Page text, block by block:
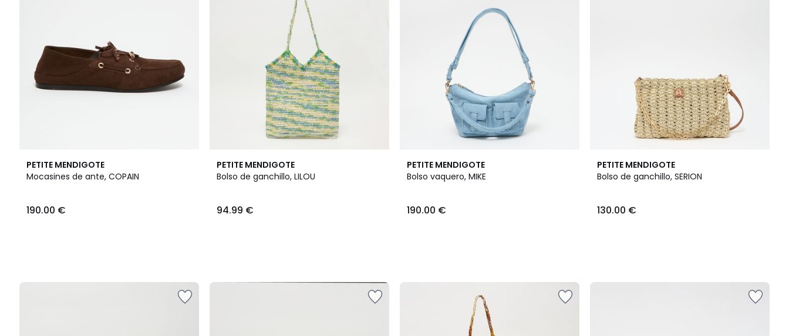
PETITE MENDIGOTE
Mocasines de ante, COPAIN
190.00 €
PETITE MENDIGOTE
Bolso de ganchillo, LILOU
94.99 €
PETITE MENDIGOTE
Bolso vaquero, MIKE
190.00 €
PETITE MENDIGOTE
Bolso de ganchillo, SERION
130.00 €